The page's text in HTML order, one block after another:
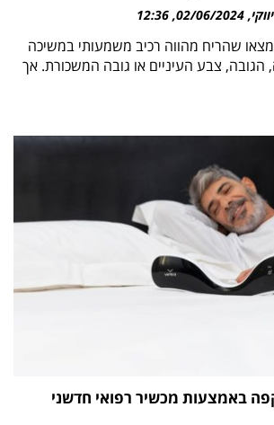
02/06/2024
12:36
שהריח מהווה רכיב משמעותי במשיכה
הגובה, צבע העיניים או גובה המשכורת. אך
באמצעות מכשיר רפואי חדשני